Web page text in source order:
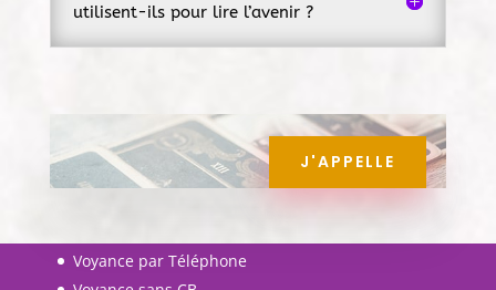
utilisent-ils pour lire l’avenir ?
J'APPELLE
Voyance par Téléphone